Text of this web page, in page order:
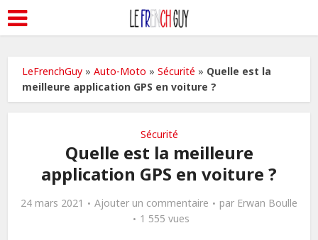
LeFrenchGuy »Auto-Moto »Sécurité » Quelle est la
meilleure application GPS en voiture ?
Sécurité
Quelle est la meilleure
application GPS en voiture ?
24 mars 2021 Ajouter un commentaire par Erwan Boulle
1 555 vues